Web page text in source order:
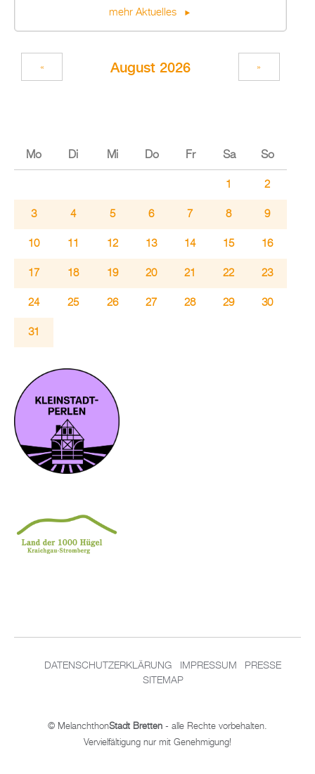
mehr Aktuelles
August 2026
« »
Mo Di Mi Do Fr Sa So
1 2
3 4 5 6 7 8 9
10 11 12 13 14 15 16
17 18 19 20 21 22 23
24 25 26 27 28 29 30
31
DATENSCHUTZERKLÄRUNG IMPRESSUM
PRESSE
SITEMAP
© MelanchthonStadt Bretten - alle Rechte vorbehalten.
Vervielfältigung nur mit Genehmigung!